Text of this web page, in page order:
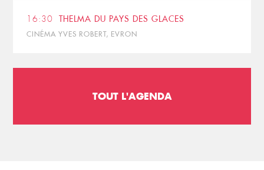
16:30 THELMA DU PAYS DES GLACES
CINÉMA YVES ROBERT, EVRON
TOUT L'AGENDA